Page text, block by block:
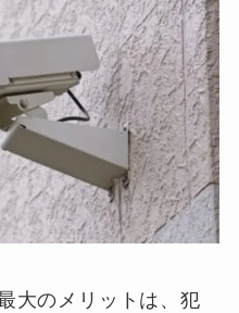
大のメリットは、犯